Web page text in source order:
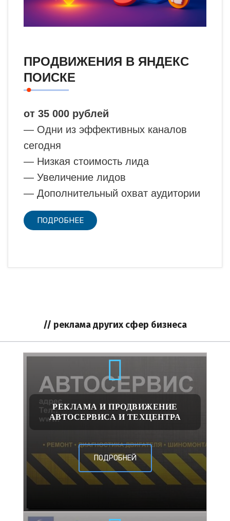
ПРОДВИЖЕНИЯ В ЯНДЕКС
ПОИСКЕ
от 35 000 рублей
— Одни из эффективных каналов
сегодня
— Низкая стоимость лида
— Увеличение лидов
— Дополнительный охват аудитории
ПОДРОБНЕЕ
// реклама других сфер бизнеса
РЕКЛАМА И ПРОДВИЖЕНИЕ
АВТОСЕРВИСА И ТЕХЦЕНТРА
ПОДРОБНЕЙ